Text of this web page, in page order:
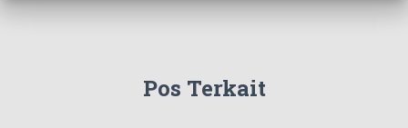
Pos Terkait